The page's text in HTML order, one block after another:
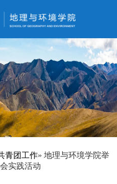
青团工作» 地理与环境学院举
实践活动